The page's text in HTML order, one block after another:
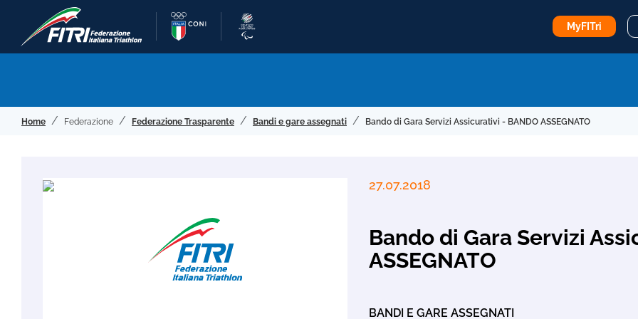
MyFITri
Home Federazione Federazione Trasparente Bandi e gare assegnati Bando di Gara Servizi Assicurativi - BANDO ASSEGNATO
27.07.2018
Bando di Gara Servizi
ASSEGNATO
BANDI E GARE ASSEGNATI